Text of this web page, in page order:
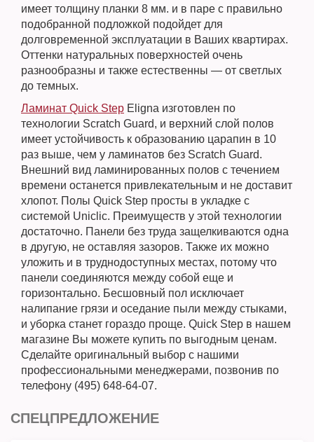
имеет толщину планки 8 мм. и в паре с правильно
подобранной подложкой подойдет для
долговременной эксплуатации в Ваших квартирах.
Оттенки натуральных поверхностей очень
разнообразны и также естественны — от светлых
до темных.
Ламинат Quick Step Eligna изготовлен по
технологии Scratch Guard, и верхний слой полов
имеет устойчивость к образованию царапин в 10
раз выше, чем у ламинатов без Scratch Guard.
Внешний вид ламинированных полов с течением
времени останется привлекательным и не доставит
хлопот. Полы Quick Step просты в укладке с
системой Uniclic. Преимуществ у этой технологии
достаточно. Панели без труда защелкиваются одна
в другую, не оставляя зазоров. Также их можно
уложить и в труднодоступных местах, потому что
панели соединяются между собой еще и
горизонтально. Бесшовный пол исключает
налипание грязи и оседание пыли между стыками,
и уборка станет гораздо проще. Quick Step в нашем
магазине Вы можете купить по выгодным ценам.
Сделайте оригинальный выбор с нашими
профессиональными менеджерами, позвонив по
телефону (495) 648-64-07.
СПЕЦПРЕДЛОЖЕНИЕ